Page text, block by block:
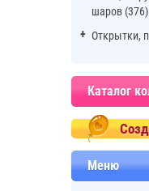
шаров (376)
Открытки,
Каталог
Меню